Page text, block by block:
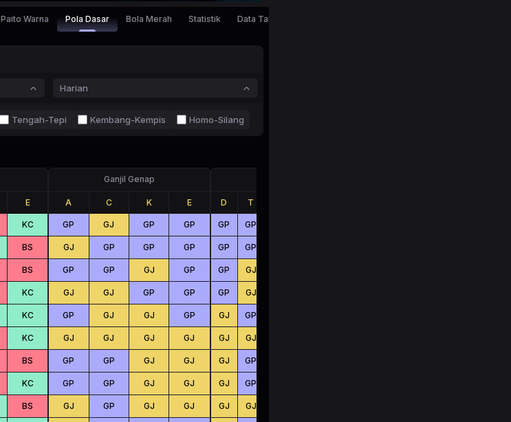
Paito Warna Pola Dasar Bola Merah Statistik Data Tahunan
Harian
Tengah-Tepi Kembang-Kempis Homo-Silang
E
KC
BS
BS
KC
KC
KC
BS
KC
BS
Ganjil Genap
A C K E
GP GJ GP GP
GJ GP GP GP
GP GP GJ GP
GJ GJ GP GP
GP GJ GJ GP
GJ GJ GJ GJ
GP GP GJ GJ
GP GP GJ GJ
GJ GP GJ GJ
D T
GP GP
GP GP
GP GJ
GP GJ
GJ GP
GJ GJ
GJ GP
GJ GP
GJ GJ